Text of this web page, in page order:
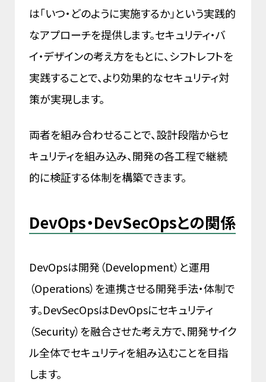
は「いつ・どのように実施するか」という実践的
なアプローチを提供します。セキュリティ・バ
イ・デザインの考え方をもとに、シフトレフトを
実践することで、より効果的なセキュリティ対
策が実現します。
両者を組み合わせることで、設計段階からセ
キュリティを組み込み、開発の各工程で継続
的に検証する体制を構築できます。
DevOps・DevSecOpsとの関係
DevOpsは開発（Development）と運用
（Operations）を連携させる開発手法・体制で
す。DevSecOpsはDevOpsにセキュリティ
（Security）を融合させた考え方で、開発サイク
ル全体でセキュリティを組み込むことを目指
します。